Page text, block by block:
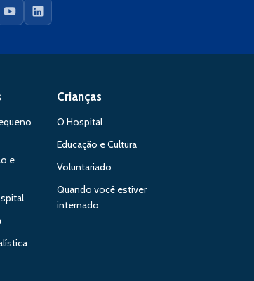
YouTubeLinkedIn
e
Crianças
O Hospital
Educação e Cultura
Voluntariado
Quando você estiver
internado